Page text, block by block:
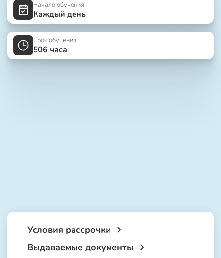
Начало обучения
Каждый день
Срок обучения
506 часа
Условия рассрочки
Выдаваемые документы